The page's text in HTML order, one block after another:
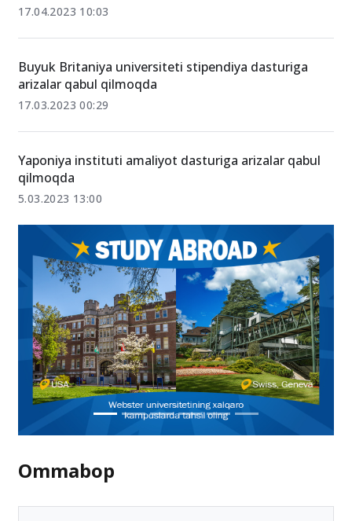
17.04.2023 10:03
Buyuk Britaniya universiteti stipendiya dasturiga
arizalar qabul qilmoqda
17.03.2023 00:29
Yaponiya instituti amaliyot dasturiga arizalar qabul
qilmoqda
5.03.2023 13:00
Ommabop